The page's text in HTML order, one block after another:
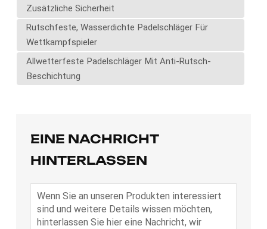
Zusätzliche Sicherheit
Rutschfeste, Wasserdichte Padelschläger Für
Wettkampfspieler
Allwetterfeste Padelschläger Mit Anti-Rutsch-
Beschichtung
EINE NACHRICHT
HINTERLASSEN
Wenn Sie an unseren Produkten interessiert
sind und weitere Details wissen möchten,
hinterlassen Sie hier eine Nachricht, wir